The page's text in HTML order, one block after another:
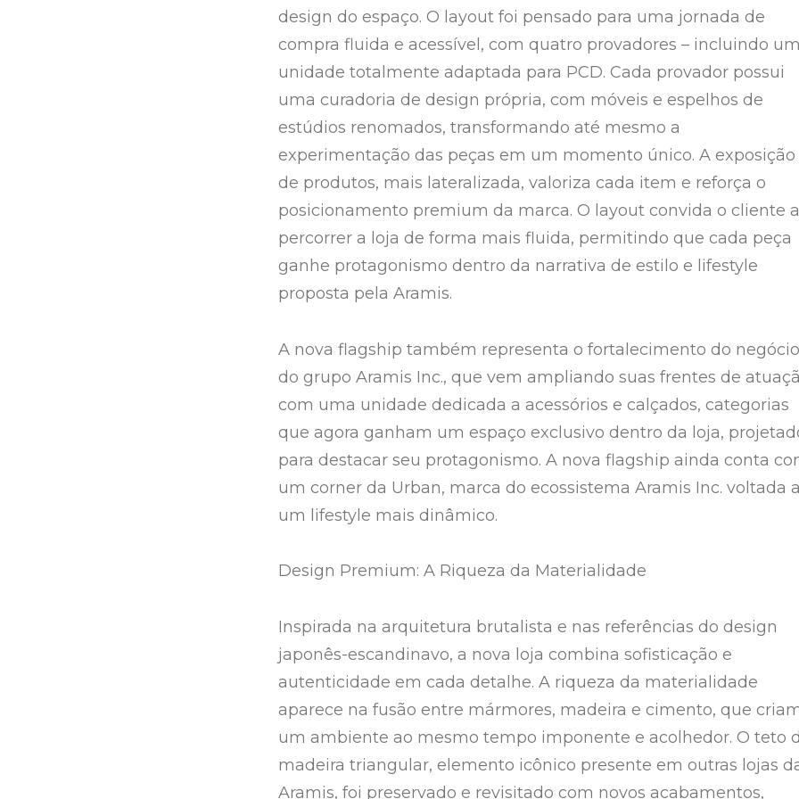
design do espaço. O layout foi pensado para uma jornada de
compra fluida e acessível, com quatro provadores – incluindo
unidade totalmente adaptada para PCD. Cada provador possui
uma curadoria de design própria, com móveis e espelhos de
estúdios renomados, transformando até mesmo a
experimentação das peças em um momento único. A exposição
de produtos, mais lateralizada, valoriza cada item e reforça o
posicionamento premium da marca. O layout convida o cliente a
percorrer a loja de forma mais fluida, permitindo que cada peça
ganhe protagonismo dentro da narrativa de estilo e lifestyle
proposta pela Aramis.
A nova flagship também representa o fortalecimento do negócio
do grupo Aramis Inc., que vem ampliando suas frentes de
com uma unidade dedicada a acessórios e calçados, categorias
que agora ganham um espaço exclusivo dentro da loja,
para destacar seu protagonismo. A nova flagship ainda conta
um corner da Urban, marca do ecossistema Aramis Inc. voltada a
um lifestyle mais dinâmico.
Design Premium: A Riqueza da Materialidade
Inspirada na arquitetura brutalista e nas referências do design
japonês-escandinavo, a nova loja combina sofisticação e
autenticidade em cada detalhe. A riqueza da materialidade
aparece na fusão entre mármores, madeira e cimento, que
um ambiente ao mesmo tempo imponente e acolhedor. O teto
madeira triangular, elemento icônico presente em outras lojas
Aramis, foi preservado e revisitado com novos acabamentos,